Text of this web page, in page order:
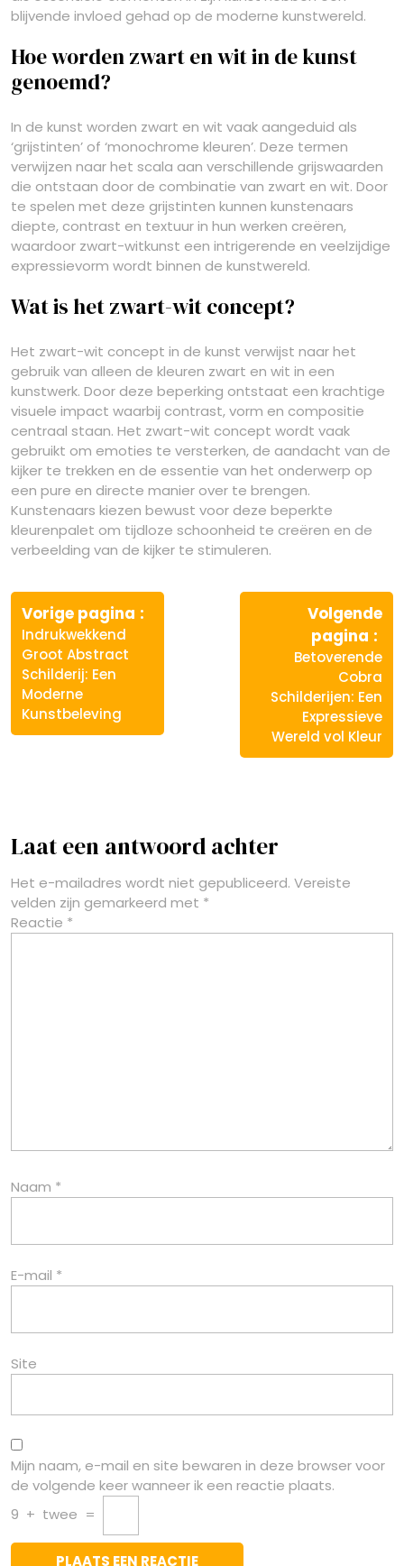
blijvende invloed gehad op de moderne kunstwereld.
Hoe worden zwart en wit in de kunst
genoemd?
In de kunst worden zwart en wit vaak aangeduid als
‘grijstinten’ of ‘monochrome kleuren’. Deze termen
verwijzen naar het scala aan verschillende grijswaarden
die ontstaan door de combinatie van zwart en wit. Door
te spelen met deze grijstinten kunnen kunstenaars
diepte, contrast en textuur in hun werken creëren,
waardoor zwart-witkunst een intrigerende en veelzijdige
expressievorm wordt binnen de kunstwereld.
Wat is het zwart-wit concept?
Het zwart-wit concept in de kunst verwijst naar het
gebruik van alleen de kleuren zwart en wit in een
kunstwerk. Door deze beperking ontstaat een krachtige
visuele impact waarbij contrast, vorm en compositie
centraal staan. Het zwart-wit concept wordt vaak
gebruikt om emoties te versterken, de aandacht van de
kijker te trekken en de essentie van het onderwerp op
een pure en directe manier over te brengen.
Kunstenaars kiezen bewust voor deze beperkte
kleurenpalet om tijdloze schoonheid te creëren en de
verbeelding van de kijker te stimuleren.
Berichtnavigatie
Vorige pagina
Indrukwekkend
Groot Abstract
Schilderij: Een
Moderne
Kunstbeleving
Volgende
pagina
Betoverende
Cobra
Schilderijen: Een
Expressieve
Wereld vol Kleur
Laat een antwoord achter
Het e-mailadres wordt niet gepubliceerd. Vereiste
velden zijn gemarkeerd met *
Reactie *
Naam *
E-mail *
Site
Mijn naam, e-mail en site bewaren in deze browser voor
de volgende keer wanneer ik een reactie plaats.
9 + twee =